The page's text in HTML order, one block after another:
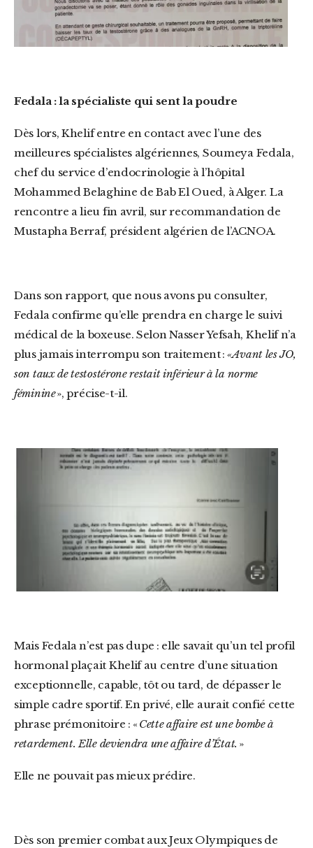
Fedala : la spécialiste qui sent la poudre
Dès lors, Khelif entre en contact avec l’une des
meilleures spécialistes algériennes, Soumeya Fedala,
chef du service d’endocrinologie à l’hôpital
Mohammed Belaghine de Bab El Oued, à Alger. La
rencontre a lieu fin avril, sur recommandation de
Mustapha Berraf, président algérien de l’ACNOA.
Dans son rapport, que nous avons pu consulter,
Fedala confirme qu’elle prendra en charge le suivi
médical de la boxeuse. Selon Nasser Yefsah, Khelif n’a
plus jamais interrompu son traitement : « Avant les JO,
son taux de testostérone restait inférieur à la norme
féminine», précise-t-il.
Mais Fedala n’est pas dupe : elle savait qu’un tel profil
hormonal plaçait Khelif au centre d’une situation
exceptionnelle, capable, tôt ou tard, de dépasser le
simple cadre sportif. En privé, elle aurait confié cette
phrase prémonitoire : « Cette affaire est une bombe à
retardement. Elle deviendra une affaire d’État. »
Elle ne pouvait pas mieux prédire.
Dès son premier combat aux Jeux Olympiques de